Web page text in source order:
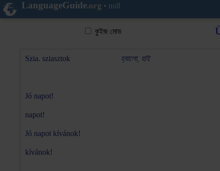
LanguageGuide.org • null
কুইজ মোড
Szia. sziasztok হ্যালো, হাই
Jó napot!
napot!
Jó napot kívánok!
kívánok!